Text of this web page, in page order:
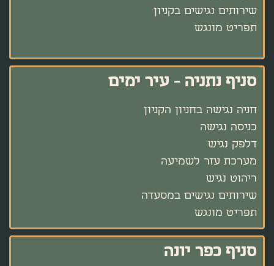
שירותים נגישים בקניון
תפריט מונגש
סניף נתניה - עיר ימים
חניה נגישה בחניון הקניון
כניסה נגישה
דלפק נגיש
מערכת עזר לשמיעה
ריהוט נגיש
שירותים נגישים במסעדה
תפריט מונגש
סניף כפר יונה